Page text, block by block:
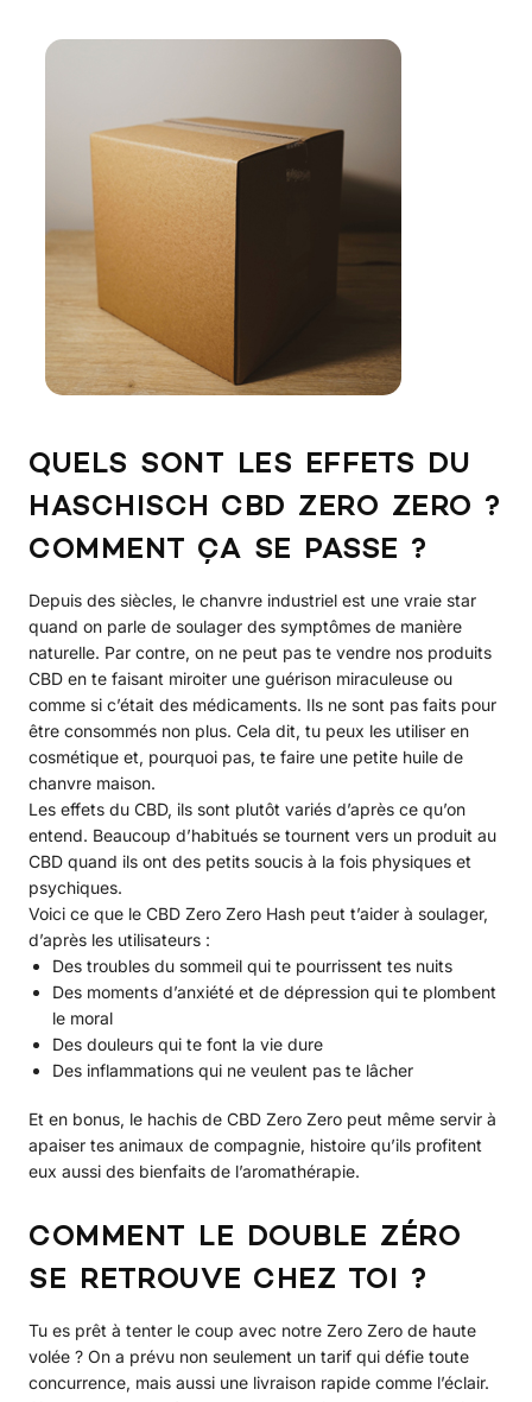
QUELS SONT LES EFFETS DU
HASCHISCH CBD ZERO ZERO ?
COMMENT ÇA SE PASSE ?
Depuis des siècles, le chanvre industriel est une vraie star
quand on parle de soulager des symptômes de manière
naturelle. Par contre, on ne peut pas te vendre nos produits
CBD en te faisant miroiter une guérison miraculeuse ou
comme si c’était des médicaments. Ils ne sont pas faits pour
être consommés non plus. Cela dit, tu peux les utiliser en
cosmétique et, pourquoi pas, te faire une petite huile de
chanvre maison.
Les effets du CBD, ils sont plutôt variés d’après ce qu’on
entend. Beaucoup d’habitués se tournent vers un produit au
CBD quand ils ont des petits soucis à la fois physiques et
psychiques.
Voici ce que le CBD Zero Zero Hash peut t’aider à soulager,
d’après les utilisateurs :
Des troubles du sommeil qui te pourrissent tes nuits
Des moments d’anxiété et de dépression qui te plombent
le moral
Des douleurs qui te font la vie dure
Des inflammations qui ne veulent pas te lâcher
Et en bonus, le hachis de CBD Zero Zero peut même servir à
apaiser tes animaux de compagnie, histoire qu’ils profitent
eux aussi des bienfaits de l’aromathérapie.
COMMENT LE DOUBLE ZÉRO
SE RETROUVE CHEZ TOI ?
Tu es prêt à tenter le coup avec notre Zero Zero de haute
volée ? On a prévu non seulement un tarif qui défie toute
concurrence, mais aussi une livraison rapide comme l’éclair.